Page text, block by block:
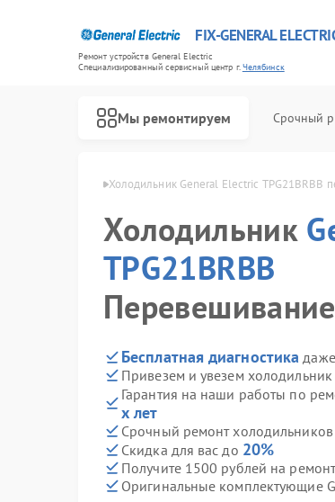
FIX-GENERAL
Ремонт устройств General Electric
Специализированный cервисный центр г.Челябинск
Мы ремонтируем Срочный
Холодильник General Electric TPG21BRBB
Холодильник
TPG21BRBB
Бесплатная диагностика
Привезем и увезем
Гарантия на наши работы по
х лет
Срочный ремонт
Скидка для вас до 20%
Получите 1500 рублей на ремонт
Оригинальные комплектующие